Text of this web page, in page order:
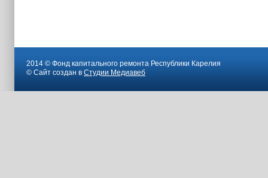
2014 © Фонд капитального ремонта Республики Карелия
© Сайт создан в Студии Медиавеб